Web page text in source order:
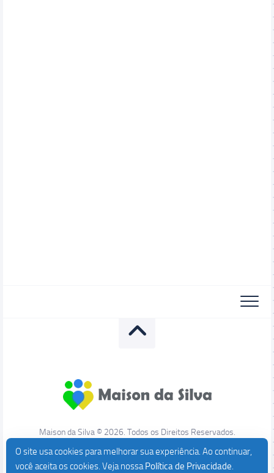
Maison da Silva © 2026. Todos os Direitos Reservados.
O site usa cookies para melhorar sua experiência. Ao continuar,
você aceita os cookies. Veja nossaPolítica de Privacidade.